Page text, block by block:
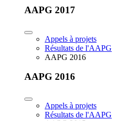
AAPG 2017
Appels à projets
Résultats de l'AAPG
AAPG 2016
AAPG 2016
Appels à projets
Résultats de l'AAPG